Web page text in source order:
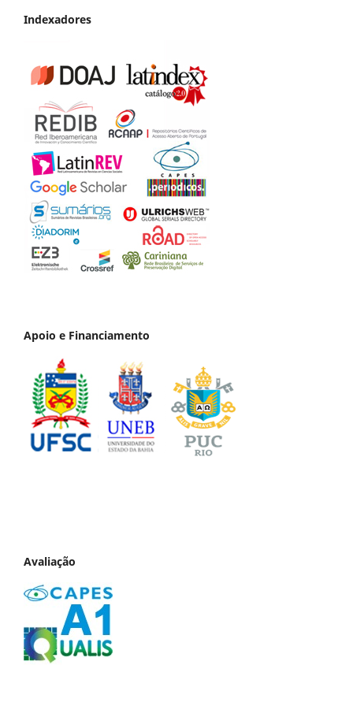
Indexadores
Apoio e Financiamento
Avaliação